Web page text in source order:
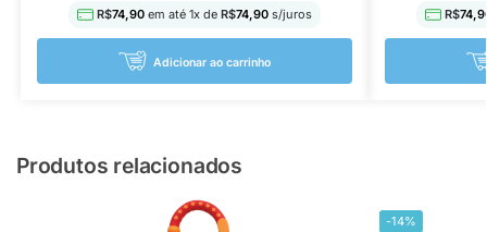
R$74,90 em até 1x de R$74,90s/juros
Adicionar ao carrinho
R$
Produtos relacionados
-14%